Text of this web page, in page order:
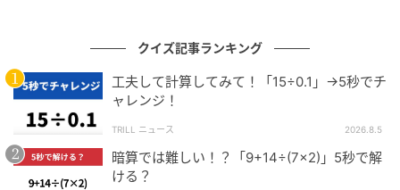
クイズ記事ランキング
工夫して計算してみて！「15÷0.1」→5秒でチ
ャレンジ！
TRILL ニュース 2026.8.5
暗算では難しい！？「9+14÷(7×2)」5秒で解
ける？